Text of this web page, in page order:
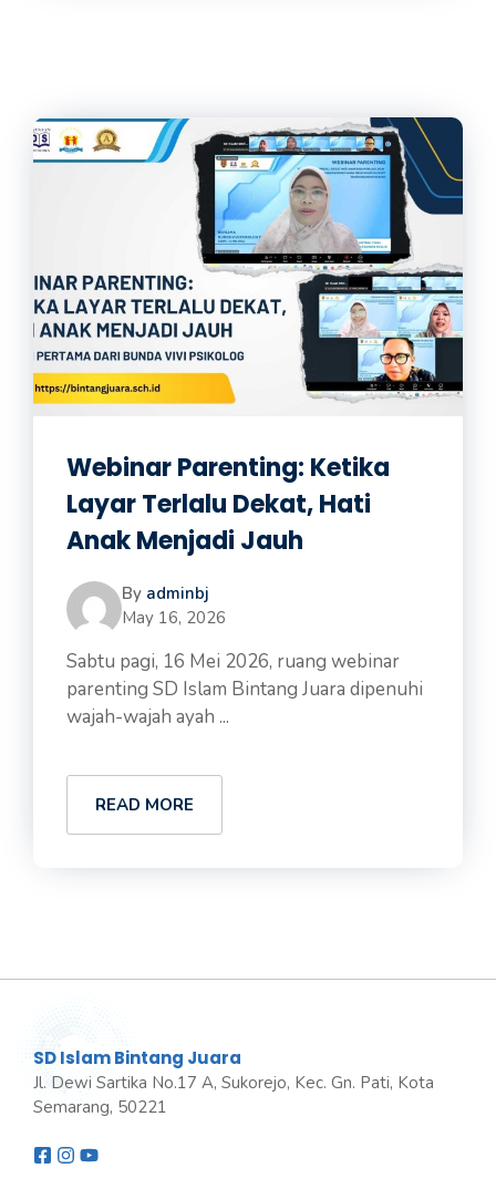
Webinar Parenting: Ketika
Layar Terlalu Dekat, Hati
Anak Menjadi Jauh
By adminbj
May 16, 2026
Sabtu pagi, 16 Mei 2026, ruang webinar
parenting SD Islam Bintang Juara dipenuhi
wajah-wajah ayah ...
READ MORE
SD Islam Bintang Juara
Jl. Dewi Sartika No.17 A, Sukorejo, Kec. Gn. Pati, Kota
Semarang, 50221